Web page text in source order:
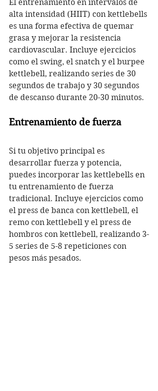
El entrenamiento en intervalos de
alta intensidad (HIIT) con kettlebells
es una forma efectiva de quemar
grasa y mejorar la resistencia
cardiovascular. Incluye ejercicios
como el swing, el snatch y el burpee
kettlebell, realizando series de 30
segundos de trabajo y 30 segundos
de descanso durante 20-30 minutos.
Entrenamiento de fuerza
Si tu objetivo principal es
desarrollar fuerza y potencia,
puedes incorporar las kettlebells en
tu entrenamiento de fuerza
tradicional. Incluye ejercicios como
el press de banca con kettlebell, el
remo con kettlebell y el press de
hombros con kettlebell, realizando 3-
5 series de 5-8 repeticiones con
pesos más pesados.